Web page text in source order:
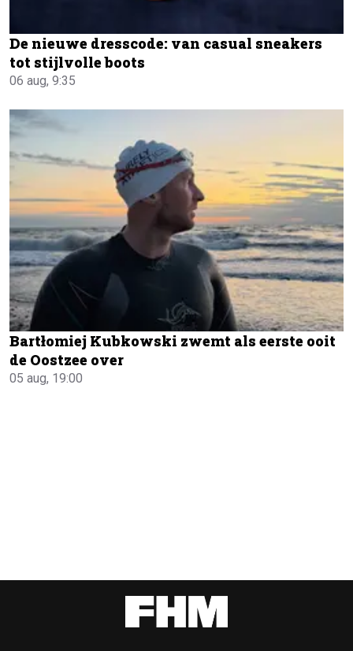
De nieuwe dresscode: van casual sneakers
tot stijlvolle boots
06 aug, 9:35
Bartłomiej Kubkowski zwemt als eerste ooit
de Oostzee over
05 aug, 19:00